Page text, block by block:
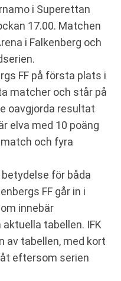
FF
VÄRNAMO
i Superettan
17.00. Matchen
i Falkenberg och
FF på första plats i
matcher och står på
oavgjorda resultat
elva med 10 poäng
och fyra
för båda
FF går in i
innebär
tabellen. IFK
av tabellen, med kort
eftersom serien